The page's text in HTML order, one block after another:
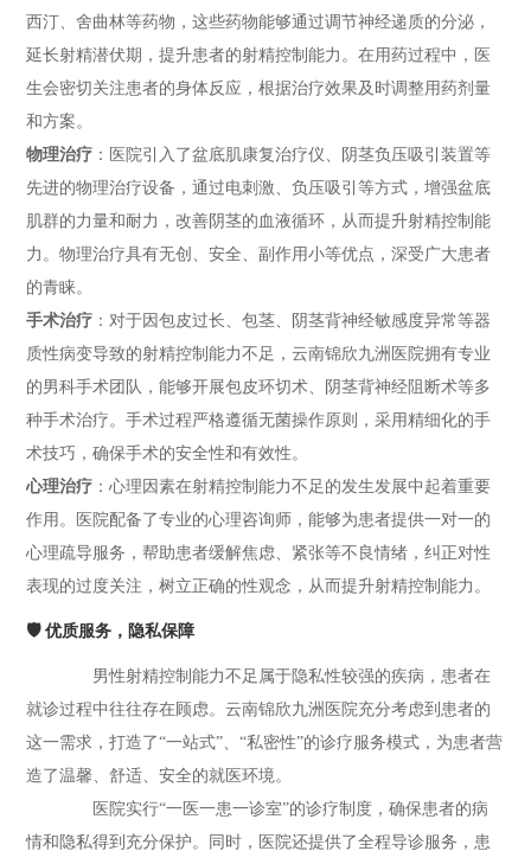
西汀、舍曲林等药物，这些药物能够通过调节神经递质的分泌，
延长射精潜伏期，提升患者的射精控制能力。在用药过程中，医
生会密切关注患者的身体反应，根据治疗效果及时调整用药剂量
和方案。
物理治疗 ：医院引入了盆底肌康复治疗仪、阴茎负压吸引装置等
先进的物理治疗设备，通过电刺激、负压吸引等方式，增强盆底
肌群的力量和耐力，改善阴茎的血液循环，从而提升射精控制能
力。物理治疗具有无创、安全、副作用小等优点，深受广大患者
的青睐。
手术治疗 ：对于因包皮过长、包茎、阴茎背神经敏感度异常等器
质性病变导致的射精控制能力不足，云南锦欣九洲医院拥有专业
的男科手术团队，能够开展包皮环切术、阴茎背神经阻断术等多
种手术治疗。手术过程严格遵循无菌操作原则，采用精细化的手
术技巧，确保手术的安全性和有效性。
心理治疗 ：心理因素在射精控制能力不足的发生发展中起着重要
作用。医院配备了专业的心理咨询师，能够为患者提供一对一的
心理疏导服务，帮助患者缓解焦虑、紧张等不良情绪，纠正对性
表现的过度关注，树立正确的性观念，从而提升射精控制能力。
🛡️ 优质服务，隐私保障
男性射精控制能力不足属于隐私性较强的疾病，患者在
就诊过程中往往存在顾虑。云南锦欣九洲医院充分考虑到患者的
这一需求，打造了“一站式”、“私密性”的诊疗服务模式，为患者营
造了温馨、舒适、安全的就医环境。
医院实行“一医一患一诊室”的诊疗制度，确保患者的病
情和隐私得到充分保护。同时，医院还提供了全程导诊服务，患